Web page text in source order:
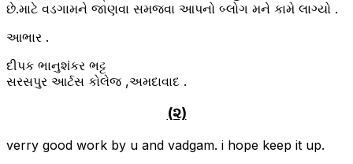
છે.માટે વડગામને જાણવા સમજવા આપનો બ્લોગ મને કામે લાગ્યો .
આભાર .
દીપક ભાનુશંકર ભટ્ટ
સરસપુર આર્ટસ કોલેજ ,અમદાવાદ .
(૨)
verry good work by u and vadgam. i hope keep it up.